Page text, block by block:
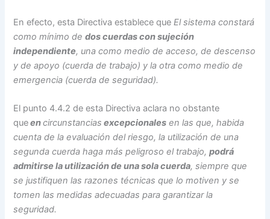
En efecto, esta Directiva establece que El sistema constará
como mínimo dedos cuerdas con sujeción
independiente, una como medio de acceso, de descenso
y de apoyo (cuerda de trabajo) y la otra como medio de
emergencia (cuerda de seguridad).
El punto 4.4.2 de esta Directiva aclara no obstante
queencircunstancias excepcionales en las que, habida
cuenta de la evaluación del riesgo, la utilización de una
segunda cuerda haga más peligroso el trabajo, podrá
admitirse la utilización de una sola cuerda, siempre que
se justifiquen las razones técnicas que lo motiven y se
tomen las medidas adecuadas para garantizar la
seguridad.